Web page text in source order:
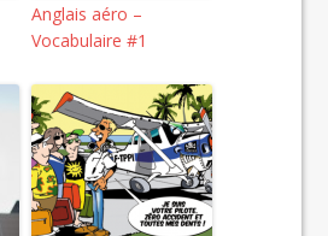
Anglais aéro –
Vocabulaire #1